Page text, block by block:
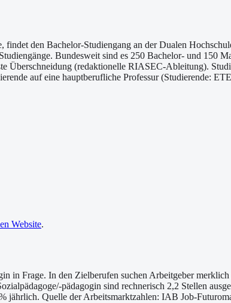
den Bachelor-Studiengang an der Dualen
Bundesweit sind es 250 Bachelor- und 150
(redaktionelle RIASEC-Ableitung).
auf eine hauptberufliche Professur (Studierende:
Website.
in Frage. In den Zielberufen suchen Arbeitgeber
pädagogin sind rechnerisch 2,2 Stellen
jährlich. Quelle der Arbeitsmarktzahlen: IAB Job-